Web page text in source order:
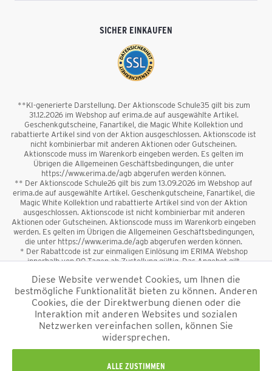
SICHER EINKAUFEN
**KI-generierte Darstellung. Der Aktionscode Schule35 gilt bis zum
31.12.2026 im Webshop auf erima.de auf ausgewählte Artikel.
Geschenkgutscheine, Fanartikel, die Magic White Kollektion und
rabattierte Artikel sind von der Aktion ausgeschlossen. Aktionscode ist
nicht kombinierbar mit anderen Aktionen oder Gutscheinen.
Aktionscode muss im Warenkorb eingeben werden. Es gelten im
Übrigen die Allgemeinen Geschäftsbedingungen, die unter
https://www.erima.de/agb abgerufen werden können.
** Der Aktionscode Schule26 gilt bis zum 13.09.2026 im Webshop auf
erima.de auf ausgewählte Artikel. Geschenkgutscheine, Fanartikel, die
Magic White Kollektion und rabattierte Artikel sind von der Aktion
ausgeschlossen. Aktionscode ist nicht kombinierbar mit anderen
Aktionen oder Gutscheinen. Aktionscode muss im Warenkorb eingeben
werden. Es gelten im Übrigen die Allgemeinen Geschäftsbedingungen,
die unter https://www.erima.de/agb abgerufen werden können.
* Der Rabattcode ist zur einmaligen Einlösung im ERIMA Webshop
innerhalb von 90 Tagen ab Zustellung gültig. Das Angebot gilt
sowie Geschenkgutscheine sind vom Rabatt ausgeschlossen. Der
Rabattcode ist nicht mit anderen Aktionen oder Gutscheinen
kombinierbar. Der Mindestbestellwert beträgt 50 €
*Alle Preise verstehen sich inkl. Mehrwertsteuer und zzgl.
und ggf. Nachnahmegebühren, wenn nicht anders
beschrieben.
Diese Website verwendet Cookies, um Ihnen die
bestmögliche Funktionalität bieten zu können. Anderen
Cookies, die der Direktwerbung dienen oder die
Interaktion mit anderen Websites und sozialen
Netzwerken vereinfachen sollen, können Sie
widersprechen.